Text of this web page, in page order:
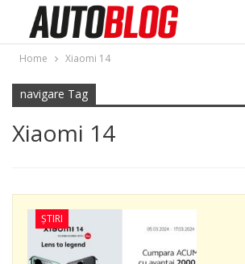
Home Xiaomi 14
navigare Tag
Xiaomi 14
ȘTIRI